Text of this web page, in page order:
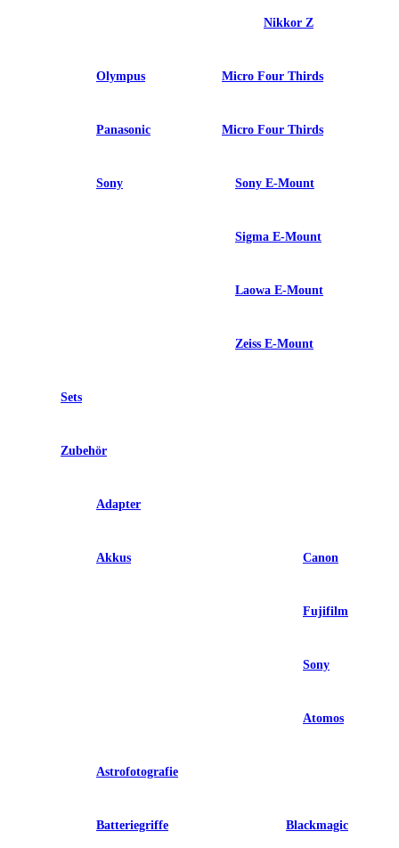
Nikkor Z
Olympus Micro Four Thirds
Panasonic Micro Four Thirds
Sony Sony E-Mount
Sigma E-Mount
Laowa E-Mount
Zeiss E-Mount
Sets
Zubehör
Adapter
Akkus Canon
Fujifilm
Sony
Atomos
Astrofotografie
Batteriegriffe Blackmagic